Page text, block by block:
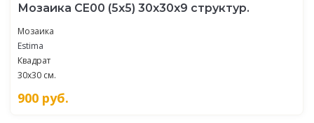
Мозаика CE00 (5x5) 30x30x9 структур.
Мозаика
Estima
Квадрат
30x30 см.
900 руб.